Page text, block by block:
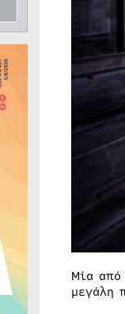
Μία από
μεγάλη